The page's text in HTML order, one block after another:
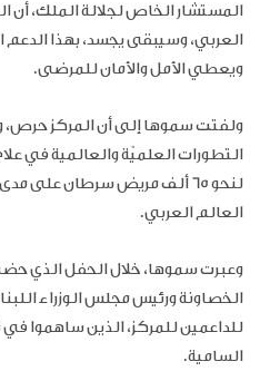
المستشار الخاص لجلالة الملك، أن
العربي، وسيبقى يجسد، بهذا الدعم
ويعطي الأمل والأمان للمرضى.
ولفتت سموها إلى أن المركز حرص،
التطورات العلميّة والعالمية في
لنحو 65 ألف مريض سرطان على
العالم العربي.
وعبرت سموها، خلال الحفل الذي
الخصاونة ورئيس مجلس الوزراء
للداعمين للمركز، الذين ساهموا
السامية.